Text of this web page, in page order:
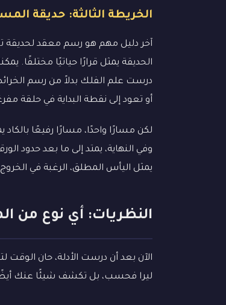
الخريطة الثالثة: حديقة
آخر دليل مهم هو رسم معقد لحديقة
الحديقة يمثل قرارًا حياتيًا مختلفًا.
درست علم الفلك بدلاً من رسم
أو تعود إلى نقطة البداية في حلقة
لكن مسارًا واحدًا، مسارًا رفيعًا بالكاد
وفي النهاية، يمتد إلى ما بعد حدود
يمثل اليأس المطلق، الرغبة في الخروج
النظريات: أي نوع من
الآن بعد أن درست الأدلة، حان
ليرا فحسب، بل تكشف شيئًا عنك